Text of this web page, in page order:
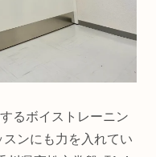
るボイストレーニン
ンにも力を入れてい